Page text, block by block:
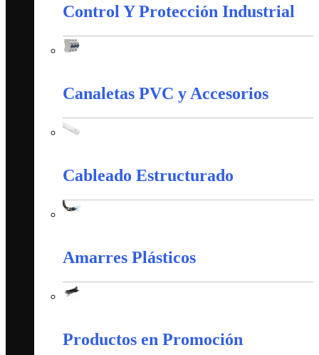
Control Y Protección Industrial
Canaletas PVC y Accesorios
Cableado Estructurado
Amarres Plásticos
Productos en Promoción